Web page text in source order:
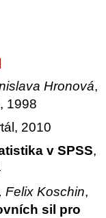
Hronová,
1998
2010
v SPSS,
Felix Koschin,
sil pro